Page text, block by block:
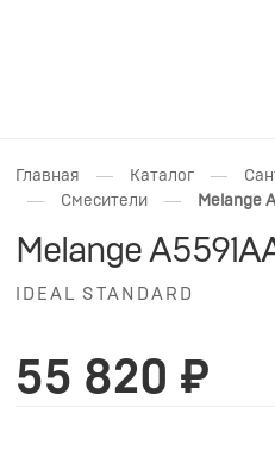
Главная — Каталог —
— Смесители — Melange
Melange
IDEAL STANDARD
55 820 ₽